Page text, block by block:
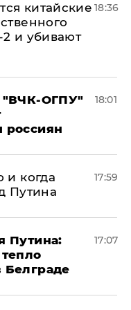
китайские
и убивают
18:36
"ВЧК-ОГПУ"
россиян
18:01
и когда
Путина
17:59
Путина:
Белграде
17:07